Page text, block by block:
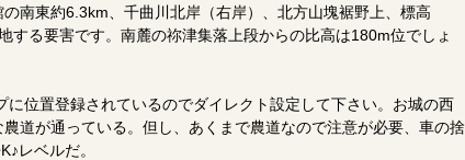
南東約6.3km、千曲川北岸（右岸）、北方山塊裾野上、標高
する要害です。南麓の祢津集落上段からの比高は180m位でしょ
に位置登録されているのでダイレクト設定して下さい。お城の西
道が通っている。但し、あくまで農道なので注意が必要、車の捨
レベルだ。